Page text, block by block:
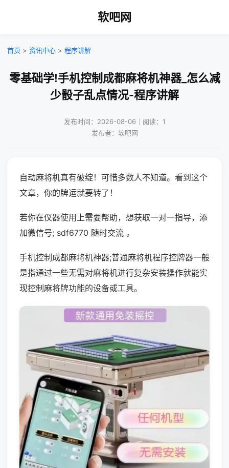
软吧网
首页 > 资讯中心 > 程序讲解
零基础学!手机控制成都麻将机神器_怎么减
少骰子乱点情况-程序讲解
发布时间：2026-08-06｜阅读：1
发布者：软吧网
自动麻将机真有破绽！可惜多数人不知道。看到这个
文章，你的牌运就要转了！
若你在仪器使用上需要帮助，想获取一对一指导，添
加微信号; sdf6770 随时交流 。
手机控制成都麻将机神器;普通麻将机程序控牌器一般
是指通过一些无需对麻将机进行复杂安装操作就能实
现控制麻将牌功能的设备或工具。